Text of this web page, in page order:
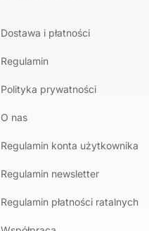
Dostawa i płatności
Regulamin
Polityka prywatności
O nas
Regulamin konta użytkownika
Regulamin newsletter
Regulamin płatności ratalnych